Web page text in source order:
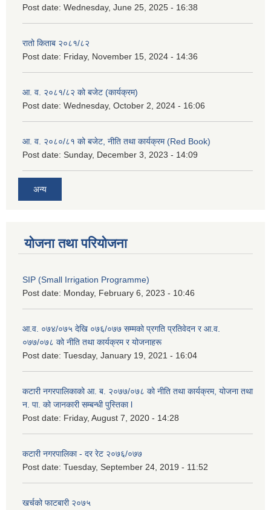
Post date: Wednesday, June 25, 2025 - 16:38
रातो किताब २०८१/८२
Post date: Friday, November 15, 2024 - 14:36
आ. व. २०८१/८२ को बजेट (कार्यक्रम)
Post date: Wednesday, October 2, 2024 - 16:06
आ. व. २०८०/८१ को बजेट, नीति तथा कार्यक्रम (Red Book)
Post date: Sunday, December 3, 2023 - 14:09
अन्य
योजना तथा परियोजना
SIP (Small Irrigation Programme)
Post date: Monday, February 6, 2023 - 10:46
आ.व. ०७४/०७५ देखि ०७६/०७७ सम्मको प्रगति प्रतिवेदन र आ.व.
०७७/०७८ को नीति तथा कार्यक्रम र योजनाहरू
Post date: Tuesday, January 19, 2021 - 16:04
कटारी नगरपालिकाको आ. ब. २०७७/०७८ को नीति तथा कार्यक्रम, योजना तथा
न. पा. को जानकारी सम्बन्धी पुस्तिका l
Post date: Friday, August 7, 2020 - 14:28
कटारी नगरपालिका - दर रेट २०७६/०७७
Post date: Tuesday, September 24, 2019 - 11:52
खर्चको फाटबारी २०७५